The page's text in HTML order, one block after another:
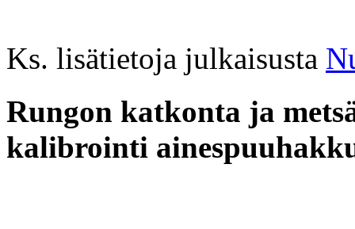
Ks. lisätietoja julkaisusta
Rungon katkonta ja
kalibrointi